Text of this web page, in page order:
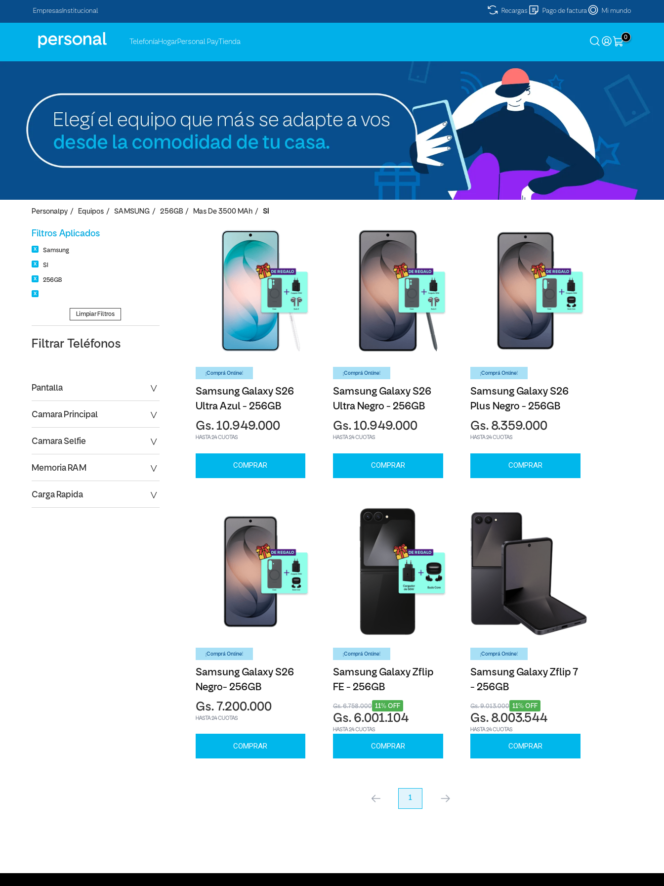
Empresas Institucional Recargas Pago de factura Mi mundo
TelefoníaHogarPersonal Pay Tienda
0
Personalpy Equipos SAMSUNG 256GB Mas De 3500 MAh SI
Filtros Aplicados
Samsung
SI
256GB
Limpiar Filtros
Filtrar Teléfonos
Pantalla
Carga Rapida
Camara Principal
Memoria RAM
Camara Selfie
¡Comprá Online!
Samsung Galaxy S26
Ultra Azul - 256GB
Gs. 10.949.000
HASTA 24 CUOTAS
COMPRAR
¡Comprá Online!
Samsung Galaxy S26
Ultra Negro - 256GB
Gs. 10.949.000
HASTA 24 CUOTAS
COMPRAR
¡Comprá Online!
Samsung Galaxy S26
Plus Negro - 256GB
Gs. 8.359.000
HASTA 24 CUOTAS
COMPRAR
¡Comprá Online!
Samsung Galaxy S26
Negro- 256GB
Gs. 7.200.000
HASTA 24 CUOTAS
COMPRAR
¡Comprá Online!
Samsung Galaxy Zflip
FE - 256GB
11% OFF
Gs. 6.758.000
Gs. 6.001.104
HASTA 24 CUOTAS
COMPRAR
¡Comprá Online!
Samsung Galaxy Zflip 7
- 256GB
11% OFF
Gs. 9.013.000
Gs. 8.003.544
HASTA 24 CUOTAS
COMPRAR
anterior 1 próximo